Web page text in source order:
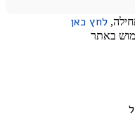
לחץ כאן
באתר